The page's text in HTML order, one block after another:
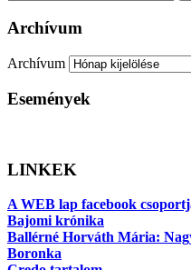
Archívum
Archívum
Események
LINKEK
A WEB lap facebook
Bajomi krónika
Ballérné Horváth Mária:
Boronka